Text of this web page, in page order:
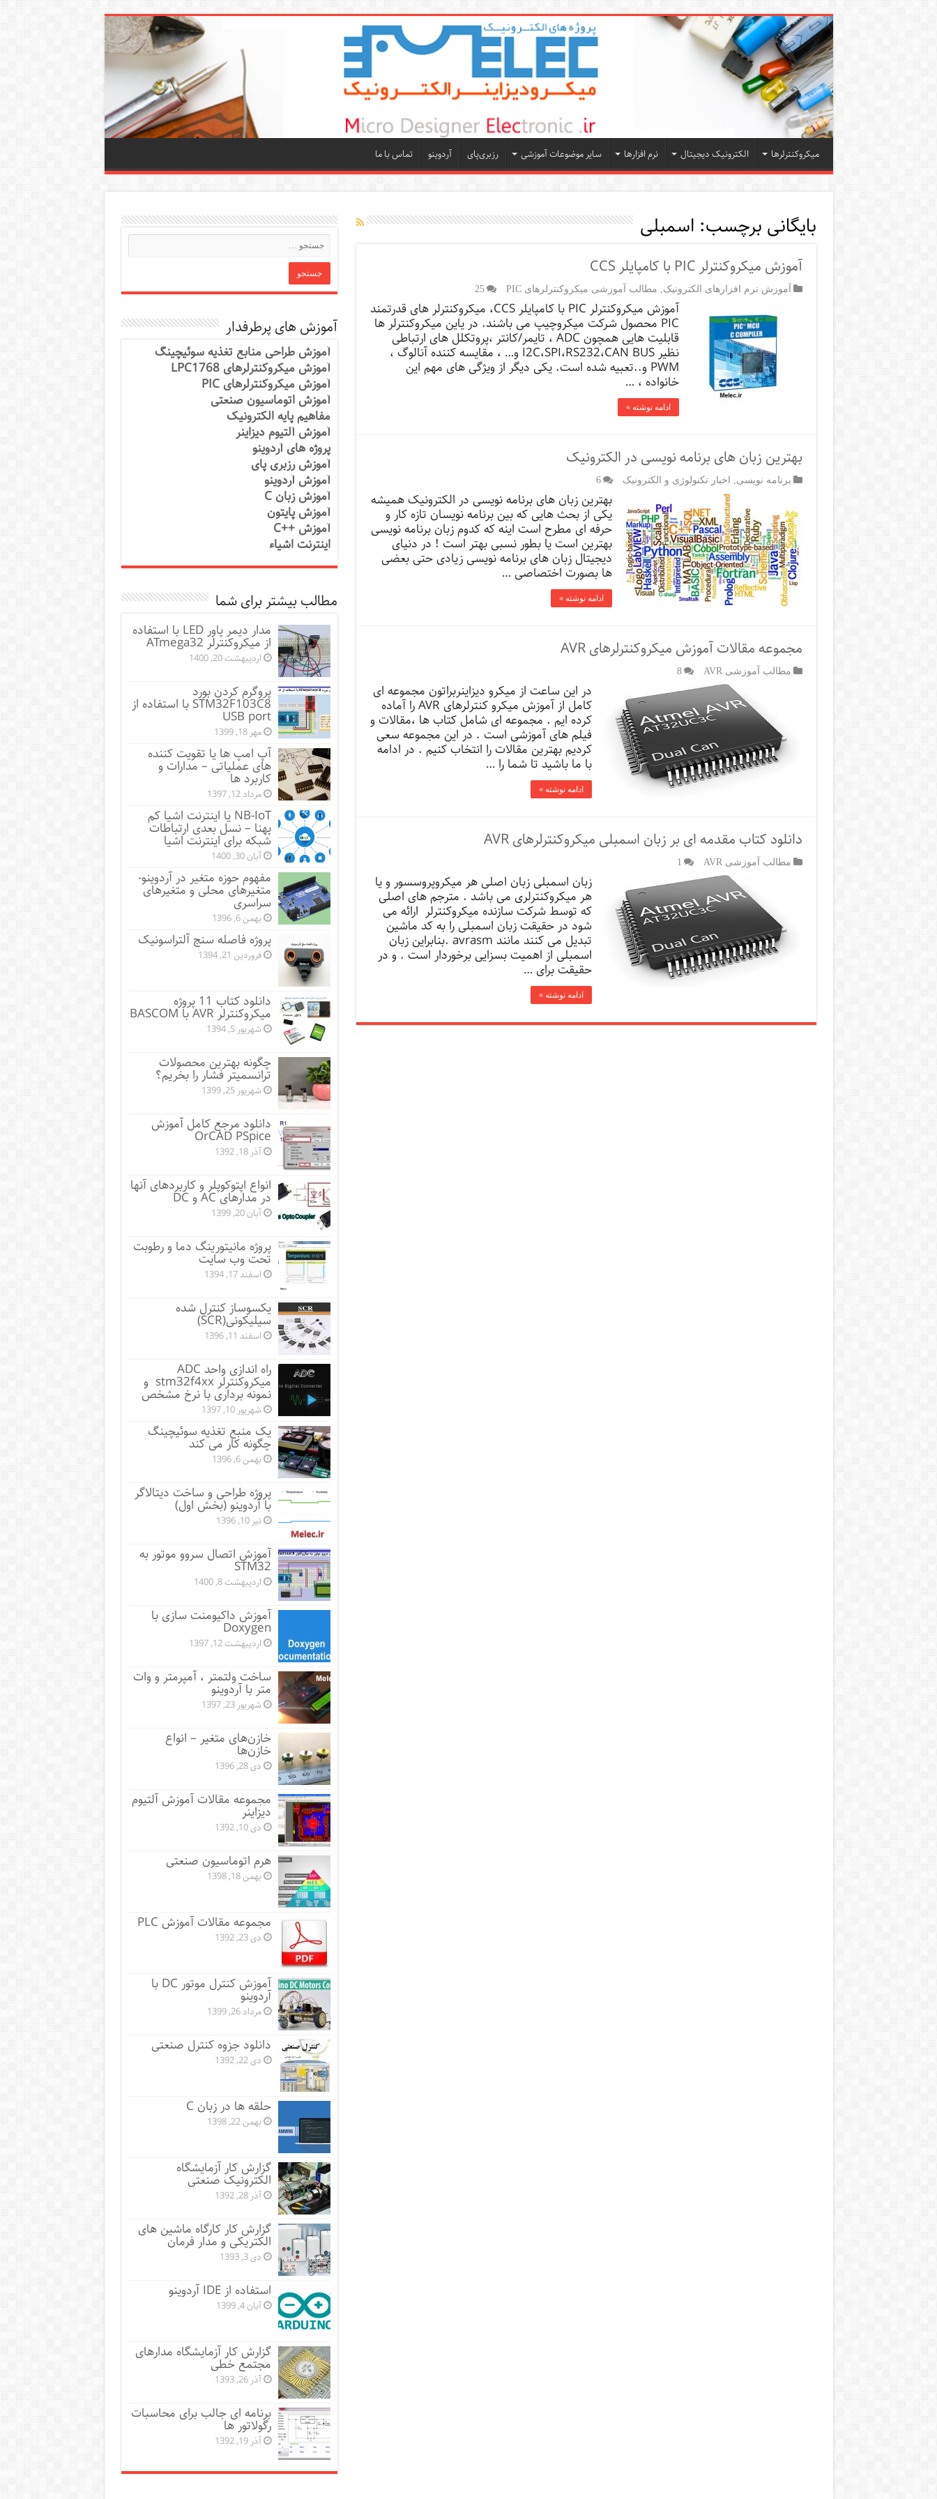
میکروکنترلرها الکترونیک دیجیتال نرم افزارها سایر موضوعات آموزشی رزبری‌پای آردوینو تماس با ما
بایگانی برچسب: اسمبلی
آموزش میکروکنترلر PIC با کامپایلر CCS
آموزش نرم افزارهای الکترونیک مطالب آموزشی میکروکنترلرهای PIC 25
آموزش میکروکنترلر PIC با کامپایلر CCS، میکروکنترلر های قدرتمند
PIC محصول شرکت میکروچیپ می باشند. در یاین میکروکنترلر ها
قابلیت هایی همچون ADC ، تایمر/کانتر ،پروتکلل های ارتباطی
نظیر I2C،SPI،RS232،CAN BUS و… ، مقایسه کننده آنالوگ ،
PWM و..تعبیه شده است. یکی دیگر از ویژگی های مهم این
خانواده ، …
ادامه نوشته »
بهترین زبان های برنامه نویسی در الکترونیک
برنامه نویسی اخبار تکنولوژی و الکترونیک 6
بهترین زبان های برنامه نویسی در الکترونیک همیشه
یکی از بحث هایی که بین برنامه نویسان تازه کار و
حرفه ای مطرح است اینه که کدوم زبان برنامه نویسی
بهترین است یا بطور نسبی بهتر است ! در دنیای
دیجیتال زبان های برنامه نویسی زیادی حتی بعضی
ها بصورت اختصاصی …
ادامه نوشته »
مجموعه مقالات آموزش میکروکنترلرهای AVR
مطالب آموزشی AVR 8
در این ساعت از میکرو دیزاینربراتون مجموعه ای
کامل از آموزش میکرو کنترلرهای AVR را آماده
کرده ایم . مجموعه ای شامل کتاب ها ،مقالات و
فیلم های آموزشی است . در این مجموعه سعی
کردیم بهترین مقالات را انتخاب کنیم . در ادامه
با ما باشید تا شما را …
ادامه نوشته »
دانلود کتاب مقدمه ای بر زبان اسمبلی میکروکنترلرهای AVR
مطالب آموزشی AVR 1
زبان اسمبلی زبان اصلی هر میکروپروسسور و یا
هر میکروکنترلری می باشد . مترجم های اصلی
که توسط شرکت سازنده میکروکنترلر ارائه می
شود در حقیقت زبان اسمبلی را به کد ماشین
تبدیل می کنند مانند avrasm .بنابراین زبان
اسمبلی از اهمیت بسزایی برخوردار است . و در
حقیقت برای …
ادامه نوشته »
آموزش های پرطرفدار
آموزش طراحی منابع تغذیه سوئیچینگ
آموزش میکروکنترلرهای LPC1768
آموزش میکروکنترلرهای PIC
آموزش اتوماسیون صنعتی
مفاهیم پایه الکترونیک
آموزش آلتیوم دیزاینر
پروژه های آردوینو
آموزش رزبری پای
آموزش آردوینو
آموزش زبان C
آموزش پایتون
آموزش ++C
اینترنت اشیاء
مطالب بیشتر برای شما
مدار دیمر پاور LED با استفاده
از میکروکنترلر ATmega32
اردیبهشت 20, 1400
پروگرم کردن بورد
STM32F103C8 با استفاده از
USB port
مهر 18, 1399
آپ امپ ها یا تقویت کننده
های عملیاتی – مدارات و
کاربرد ها
مرداد 12, 1397
NB-IoT یا اینترنت اشیا کم
پهنا – نسل بعدی ارتباطات
شبکه برای اینترنت اشیا
آبان 30, 1400
مفهوم حوزه متغیر در آردوینو-
متغیرهای محلی و متغیرهای
سراسری
بهمن 6, 1396
پروژه فاصله سنج آلتراسونیک
فروردین 21, 1394
دانلود کتاب 11 پروژه
میکروکنترلر AVR با BASCOM
شهریور 5, 1394
چگونه بهترین محصولات
ترانسمیتر فشار را بخریم؟
شهریور 25, 1399
دانلود مرجع کامل آموزش
OrCAD PSpice
آذر 18, 1392
انواع اپتوکوپلر و کاربردهای آنها
در مدارهای AC و DC
آبان 20, 1399
پروژه مانيتورينگ دما و رطوبت
تحت وب سایت
اسفند 17, 1394
یکسوساز کنترل شده
سیلیکونی(SCR)
اسفند 11, 1396
راه اندازی واحد ADC
میکروکنترلر stm32f4xx و
نمونه برداری با نرخ مشخص
شهریور 10, 1397
یک منبع تغذیه سوئیچینگ
چگونه کار می کند
بهمن 6, 1396
پروژه طراحی و ساخت دیتالاگر
با آردوینو (بخش اول)
تیر 10, 1396
آموزش اتصال سروو موتور به
STM32
اردیبهشت 8, 1400
آموزش داکیومنت سازی با
Doxygen
اردیبهشت 12, 1397
ساخت ولتمتر ، آمپرمتر و وات
متر با آردوینو
شهریور 23, 1397
خازن‌های متغیر – انواع
خازن‌ها
دی 28, 1396
مجموعه مقالات آموزش آلتیوم
دیزاینر
دی 10, 1392
هرم اتوماسیون صنعتی
بهمن 18, 1398
مجموعه مقالات آموزش PLC
دی 23, 1392
آموزش کنترل موتور DC با
آردوینو
مرداد 26, 1399
دانلود جزوه کنترل صنعتی
دی 22, 1392
حلقه ها در زبان C
بهمن 22, 1398
گزارش کار آزمایشگاه
الکترونیک صنعتی
آذر 28, 1392
گزارش کار کارگاه ماشین های
الکتریکی و مدار فرمان
دی 3, 1393
استفاده از IDE آردوینو
آبان 4, 1399
گزارش کار آزمایشگاه مدارهای
مجتمع خطی
آذر 26, 1393
برنامه ای جالب برای محاسبات
رگولاتور ها
آذر 19, 1392